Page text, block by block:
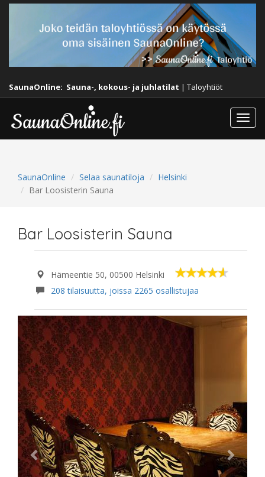
SaunaOnline: Sauna-, kokous- ja juhlatilat | Taloyhtiöt
SaunaOnline Selaa saunatiloja
Helsinki
Bar Loosisterin Sauna
Bar Loosisterin Sauna
Hämeentie 50, 00500 Helsinki
208 tilaisuutta, joissa 2265 osallistujaa
Previous Next